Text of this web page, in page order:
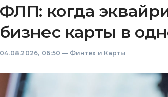
ФЛП: когда
бизнес карты в
04.08.2026, 06:50 — Финтех и Карты